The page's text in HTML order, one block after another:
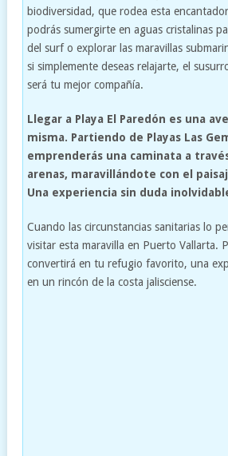
biodiversidad, que rodea esta
podrás sumergirte en aguas cristalinas
del surf o explorar las maravillas
si simplemente deseas relajarte, el
será tu mejor compañía.
Llegar a Playa El Paredón es una
misma. Partiendo de Playas Las
emprenderás una caminata a
arenas, maravillándote con el
Una experiencia sin duda
Cuando las circunstancias sanitarias lo
visitar esta maravilla en Puerto Vallarta.
convertirá en tu refugio favorito, una
en un rincón de la costa jalisciense.